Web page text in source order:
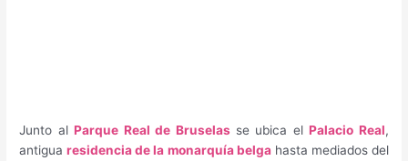
Junto alParque Real de Bruselasse ubica elPalacio Real,
antiguaresidencia de la monarquía belgahasta mediados del